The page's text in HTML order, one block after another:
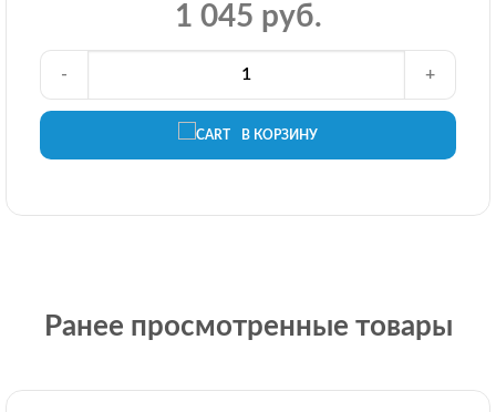
1 045 руб.
В КОРЗИНУ
- +
Ранее просмотренные товары